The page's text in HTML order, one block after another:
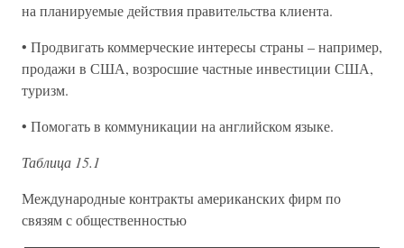
на планируемые действия правительства клиента.
• Продвигать коммерческие интересы страны – например,
продажи в США, возросшие частные инвестиции США,
туризм.
• Помогать в коммуникации на английском языке.
Таблица 15.1
Международные контракты американских фирм по
связям с общественностью